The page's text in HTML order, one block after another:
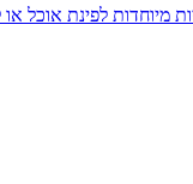
מיוחדות לפינת אוכל או